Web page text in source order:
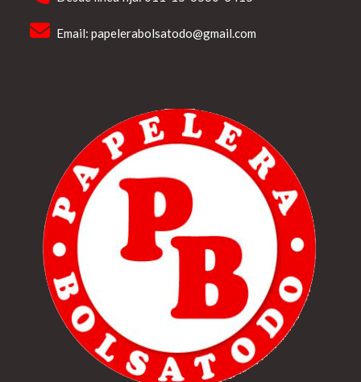
Email:papelerabolsatodo@gmail.com